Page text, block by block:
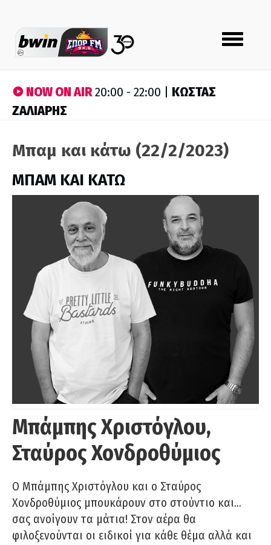
Toggle
navigation
NOW ON AIR20:00 - 22:00 | ΚΩΣΤΑΣ
ΖΑΛΙΑΡΗΣ
Μπαμ και κάτω (22/2/2023)
ΜΠΑΜ ΚΑΙ ΚΑΤΩ
Μπάμπης Χριστόγλου,
Σταύρος Χονδροθύμιος
O Μπάμπης Χριστόγλου και ο Σταύρος
Χονδροθύμιος μπουκάρουν στο στούντιο και…
σας ανοίγουν τα μάτια! Στον αέρα θα
φιλοξενούνται οι ειδικοί για κάθε θέμα αλλά και